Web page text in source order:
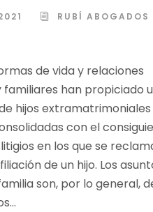
RUBÍ ABOGADOS
de vida y relaciones
familiares han propiciado
hijos extramatrimoniales
con el
en los que se
de un hijo. Los
son, por lo general,